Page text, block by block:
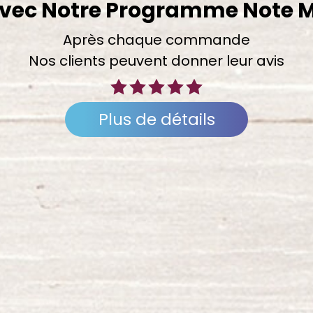
Notre Programme Note
Après chaque commande
Nos clients peuvent donner leur avis
Plus de détails